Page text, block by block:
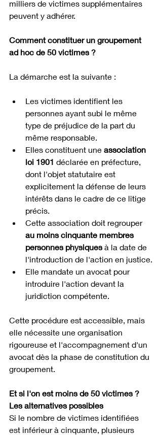
milliers de victimes supplémentaires
peuvent y adhérer.
Comment constituer un groupement
ad hoc de 50 victimes ?
La démarche est la suivante :
Les victimes identifient les
personnes ayant subi le même
type de préjudice de la part du
même responsable.
Elles constituent une association
loi 1901 déclarée en préfecture,
dont l'objet statutaire est
explicitement la défense de leurs
intérêts dans le cadre de ce litige
précis.
Cette association doit regrouper
au moins cinquante membres
personnes physiques à la date de
l'introduction de l'action en justice.
Elle mandate un avocat pour
introduire l'action devant la
juridiction compétente.
Cette procédure est accessible, mais
elle nécessite une organisation
rigoureuse et l'accompagnement d'un
avocat dès la phase de constitution du
groupement.
Et si l'on est moins de 50 victimes ?
Les alternatives possibles
Si le nombre de victimes identifiées
est inférieur à cinquante, plusieurs